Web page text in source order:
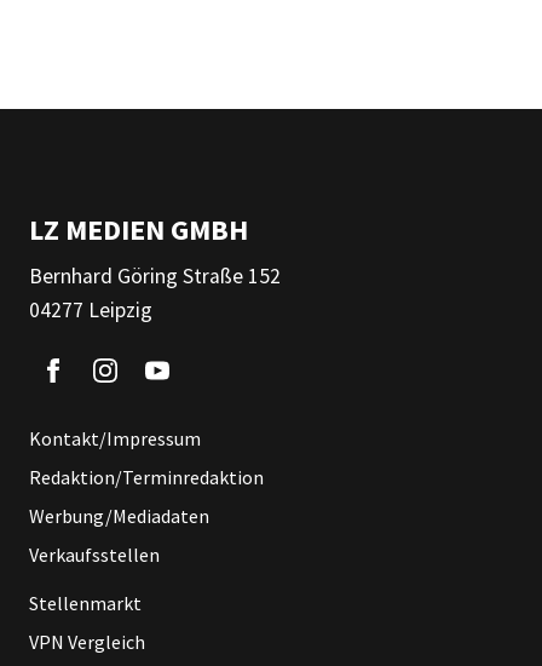
LZ MEDIEN GMBH
Bernhard Göring Straße 152
04277 Leipzig
Kontakt/Impressum
Redaktion/Terminredaktion
Werbung/Mediadaten
Verkaufsstellen
Stellenmarkt
VPN Vergleich